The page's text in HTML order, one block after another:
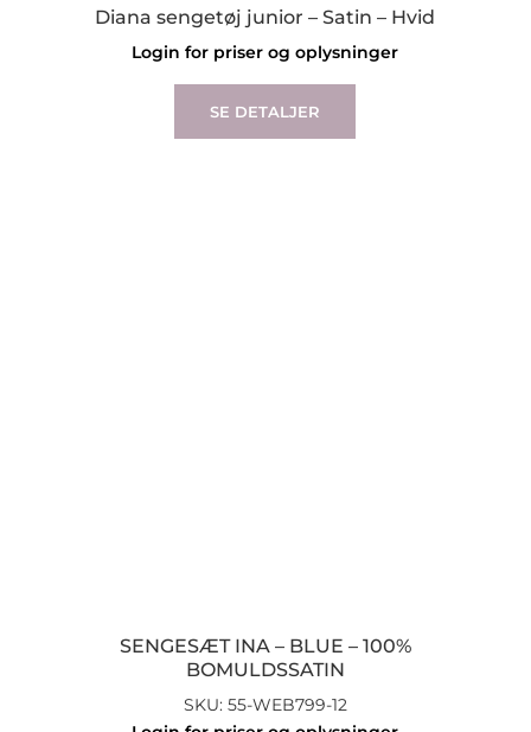
Diana sengetøj junior – Satin – Hvid
Login for priser og oplysninger
SE DETALJER
SENGESÆT INA – BLUE – 100%
BOMULDSSATIN
SKU: 55-WEB799-12